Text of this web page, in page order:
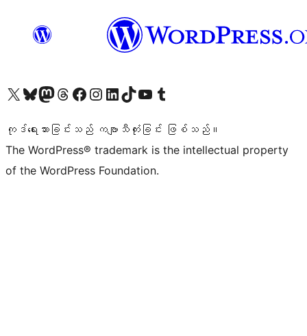
ကျွန်ုပ်တို့၏ X (ယခင် Twitter) အကောင့်သို့ သွားရောက်ကြည့်ရှုပါကျွန်ုပ်တို့၏ Bluesky အကောင့်သို့ ဝင်ရောက်ကြည့်ရှုရန်
ကျွန်ုပ်တို့၏ Mastodon အကောင့်သို့ သွားရောက်ကြည့်ရှုပါကျွန်ုပ်တို့၏ Threads အကောင့်သို့ ဝင်ရောက်ကြည့်ရှုရန်
ကျွန်ုပ်တို့၏ Facebook စာမျက်နှာသို့ သွားရောက်ကြည့်ရှုပါကျွန်ုပ်တို့၏ Instagram အကောင့်သို့ သွားရောက်ကြည့်ရှုပါ ကျွန်ုပ်တို့၏ LinkedIn အကောင့်သို့ သွားရောက်ကြည့်ရှုပါကျွန်ုပ်တို့၏ TikTok အကောင့်သို့ ဝင်ရောက်ကြည့်ရှုရန်
ကျွန်ုပ်တို့၏ YouTube ချန်နယ်သို့ သွားရောက်ကြည့်ရှုပါ ကျွန်ုပ်တို့၏ Tumblr အကောင့်သို့ ဝင်ရောက်ကြည့်ရှုရန်
ကုဒ်ရေးသားခြင်းသည် ကဗျာသီကုံးခြင်း ဖြစ်သည်။
The WordPress® trademark is the intellectual property
of the WordPress Foundation.